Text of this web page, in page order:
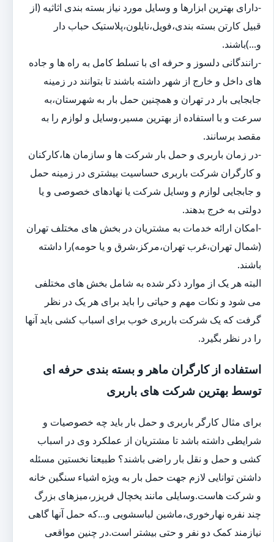
-دارای بهترین ابزارها و وسایل مورد نیاز بسته بندی اثاثیه (از
قبیل کارتن بسته بندی،فویل،نایلون،پلاستیک حباب دار
و...)باشند.
-رانندگانی دلسوز و حرفه ای با تسلط کامل به راه ها و جاده
های داخل و خارج از شهر داشته باشند تا بتوانند در زمینه
جابجایی بار در تهران و همچنین حمل بار به شهرستان،به
سرعت و با استفاده از بهترین مسیر،وسایل و لوازم را به
مقصد برسانند.
-در زمان باربری و حمل بار شرکت ها و سازمان ها،کارکنان
و کارگران شرکت باربری حساسیت بیشتری در زمینه حمل
و جابجایی لوازم و وسایل شرکت یا نهادهای خصوصی و یا
دولتی به خرج بدهند.
-امکان ارائه خدمات به مشتریان در بخش های مختلف تهران
(شمال تهران،غرب تهران،مرکز،شرق و یا حومه)را داشته
باشند.
البته هر یک از موارد ذکر شده به شامل بخش های مختلفی
می شود و نکات مهم و حیاتی را باید برای هر یک در نظر
گرفت که یک شرکت باربری خوب برای اسباب کشی باید آنها
را در نظر بگیرد.
استفاده از کارگران ماهر و بسته بندی حرفه ای
توسط بهترین شرکت های باربری
برای مثال کارگر باربری و حمل بار باید چه خصوصیات و
شرایطی داشته باشد تا مشتریان از عملکرد وی در اسباب
کشی و حمل و نقل بار راضی باشند؟ طبیعتا نخستین مسئله
داشتن توانایی لازم جهت حمل بار به ویژه اشیاء سنگین خانه
و شرکت هاست.وسایلی مانند یخچال فریزر،میزهای بزرگ
چند نفره نهارخوری،ماشین لباسشویی و...که حمل آنها گاهی
نیازمند کمک دو نفر و حتی بیشتر است.در چنین مواقعی